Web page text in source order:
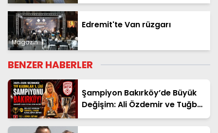
Magazin
Edremit'te Van rüzgarı
BENZER HABERLER
Şampiyon Bakırköy’de Büyük
Değişim: Ali Özdemir ve Tuğba
Çömlekçioğlu Dönemi Başladı